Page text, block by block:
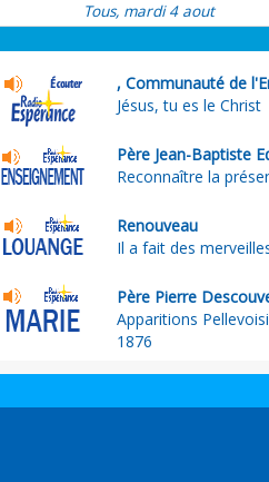
Tous, mardi 4 aout
, Communauté de
Jésus, tu es le Christ
Père Jean-Baptiste
Reconnaître la
Renouveau
Il a fait des
Père Pierre
Apparitions
1876